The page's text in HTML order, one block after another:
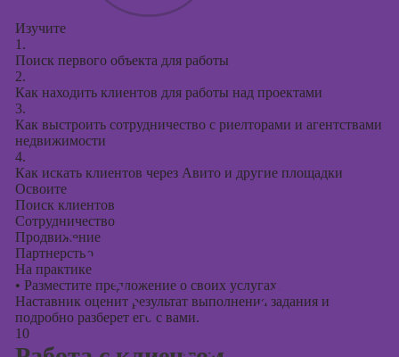
Изучите
1.
Поиск первого объекта для работы
2.
Как находить клиентов для работы над проектами
3.
Как выстроить сотрудничество с риелторами и агентствами
недвижимости
4.
Как искать клиентов через Авито и другие площадки
Освоите
Поиск клиентов
Сотрудничество
Продвижение
Партнерство
На практике
• Разместите предложение о своих услугах.
Наставник оценит результат выполнения задания и
подробно разберет его с вами.
10